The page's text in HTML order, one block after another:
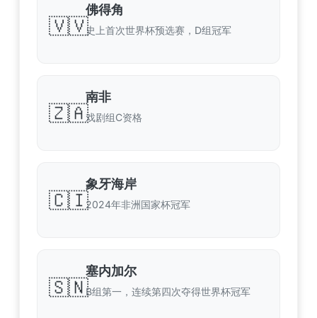
🇻🇻
佛得角
史上首次世界杯预选赛，D组冠军
🇿🇦
南非
戏剧组C资格
🇨🇮
象牙海岸
2024年非洲国家杯冠军
🇸🇳
塞内加尔
B组第一，连续第四次夺得世界杯冠军